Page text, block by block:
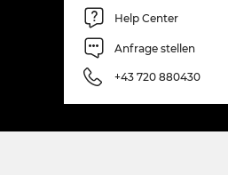
Help Center
Anfrage stellen
+43 720 880430